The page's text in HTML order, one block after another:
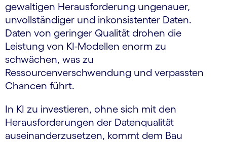
gewaltigen Herausforderung ungenauer,
unvollständiger und inkonsistenter Daten.
Daten von geringer Qualität drohen die
Leistung von KI-Modellen enorm zu
schwächen, was zu
Ressourcenverschwendung und verpassten
Chancen führt.
In KI zu investieren, ohne sich mit den
Herausforderungen der Datenqualität
auseinanderzusetzen, kommt dem Bau